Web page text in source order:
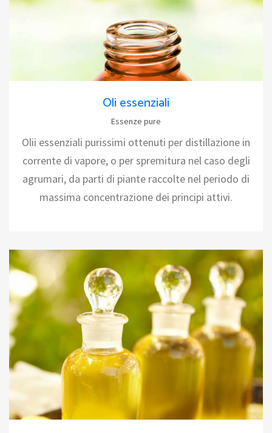
Oli essenziali
Essenze pure
Olii essenziali purissimi ottenuti per distillazione in
corrente di vapore, o per spremitura nel caso degli
agrumari, da parti di piante raccolte nel periodo di
massima concentrazione dei principi attivi.